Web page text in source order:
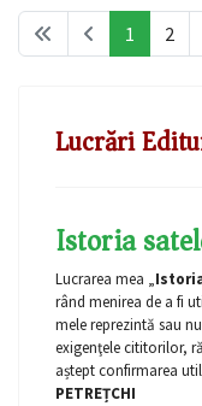
1 2
Lucrări
Istoria
Lucrarea mea „
rând menirea de a fi
mele reprezintă sau
exigenţele cititorilor,
aștept confirmarea
PETREȚCHI